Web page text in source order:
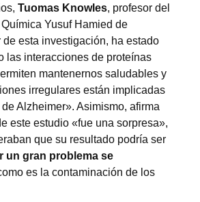
Tuomas Knowles, profesor del
Yusuf Hamied de
esta investigación, ha estado
las interacciones de proteínas
mantenernos saludables y
irregulares están implicadas
Alzheimer». Asimismo, afirma
este estudio «fue una sorpresa»,
que su resultado podría ser
un gran problema se
es la contaminación de los